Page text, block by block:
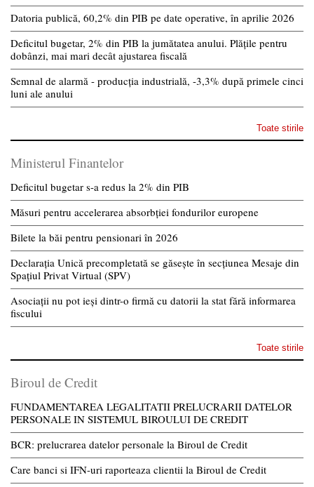
Datoria publică, 60,2% din PIB pe date operative, în aprilie 2026
Deficitul bugetar, 2% din PIB la jumătatea anului. Plățile pentru
dobânzi, mai mari decât ajustarea fiscală
Semnal de alarmă - producția industrială, -3,3% după primele cinci
luni ale anului
Toate stirile
Ministerul Finantelor
Deficitul bugetar s-a redus la 2% din PIB
Măsuri pentru accelerarea absorbției fondurilor europene
Bilete la băi pentru pensionari în 2026
Declarația Unică precompletată se găsește în secțiunea Mesaje din
Spațiul Privat Virtual (SPV)
Asociații nu pot ieși dintr-o firmă cu datorii la stat fără informarea
fiscului
Toate stirile
Biroul de Credit
FUNDAMENTAREA LEGALITATII PRELUCRARII DATELOR
PERSONALE IN SISTEMUL BIROULUI DE CREDIT
BCR: prelucrarea datelor personale la Biroul de Credit
Care banci si IFN-uri raporteaza clientii la Biroul de Credit